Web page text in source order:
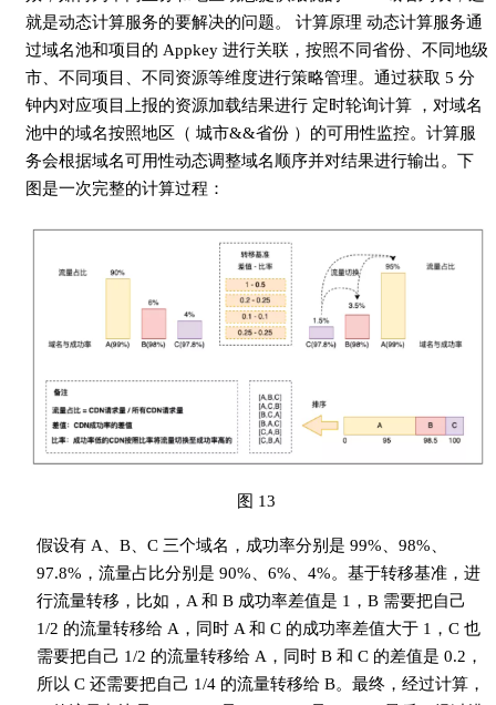
就是动态计算服务的要解决的问题。 计算原理 动态计算服务通
过域名池和项目的 Appkey 进行关联，按照不同省份、不同地级
市、不同项目、不同资源等维度进行策略管理。通过获取 5 分
钟内对应项目上报的资源加载结果进行 定时轮询计算 ，对域名
池中的域名按照地区（ 城市&&省份 ）的可用性监控。计算服
务会根据域名可用性动态调整域名顺序并对结果进行输出。下
图是一次完整的计算过程：
图 13
假设有 A、B、C 三个域名，成功率分别是 99%、98%、
97.8%，流量占比分别是 90%、6%、4%。基于转移基准，进
行流量转移，比如，A 和 B 成功率差值是 1，B 需要把自己
1/2 的流量转移给 A，同时 A 和 C 的成功率差值大于 1，C 也
需要把自己 1/2 的流量转移给 A，同时 B 和 C 的差值是 0.2，
所以 C 还需要把自己 1/4 的流量转移给 B。最终，经过计算，